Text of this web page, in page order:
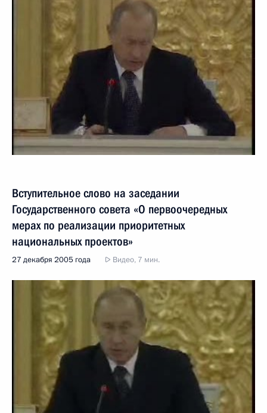
Вступительное слово на заседании
Государственного совета «О первоочередных
мерах по реализации приоритетных
национальных проектов»
27 декабря 2005 года Видео, 7 мин.